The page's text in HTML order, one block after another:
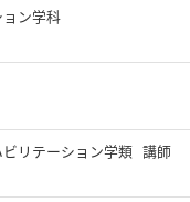
ン学科
リテーション学類 講師